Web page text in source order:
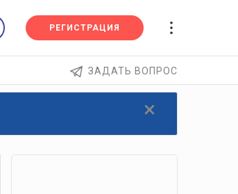
РЕГИСТРАЦИЯ
ЗАДАТЬ ВОПРОС
×